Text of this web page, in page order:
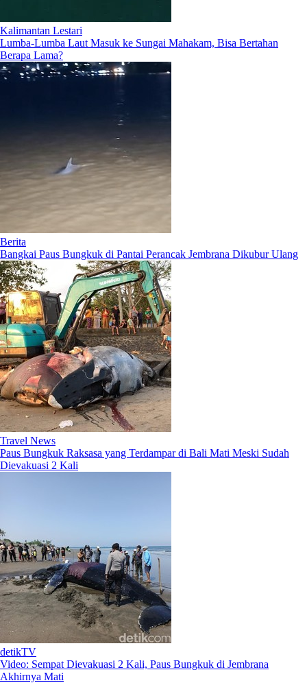
Kalimantan Lestari
Lumba-Lumba Laut Masuk ke Sungai Mahakam, Bisa Bertahan
Berapa Lama?
Berita
Bangkai Paus Bungkuk di Pantai Perancak Jembrana Dikubur Ulang
Travel News
Paus Bungkuk Raksasa yang Terdampar di Bali Mati Meski Sudah
Dievakuasi 2 Kali
detikTV
Video: Sempat Dievakuasi 2 Kali, Paus Bungkuk di Jembrana
Akhirnya Mati